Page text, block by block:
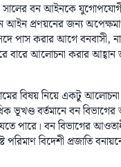
বন আইনকে
আইন প্রণয়নের জন্য
পাস করার আগে বনবাসী,
বারে আলােচনা করার
বিষয় নিয়ে একটু
ভূখণ্ড বর্তমানে বন
পারে। বন বিভাগের
পরিমাণ বিদেশী প্রজাতি